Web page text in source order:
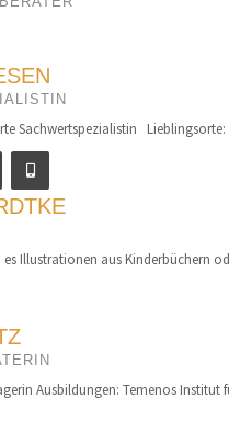
Sachwertspezialistin Lieblingsorte:
es Illustrationen aus Kinderbüchern
Ausbildungen: Temenos Institut